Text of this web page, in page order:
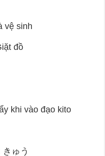
vệ sinh
đồ
khi vào đạo kito
ゅう